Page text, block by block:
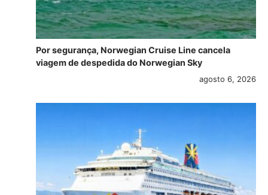
Por segurança, Norwegian Cruise Line cancela
viagem de despedida do Norwegian Sky
agosto 6, 2026